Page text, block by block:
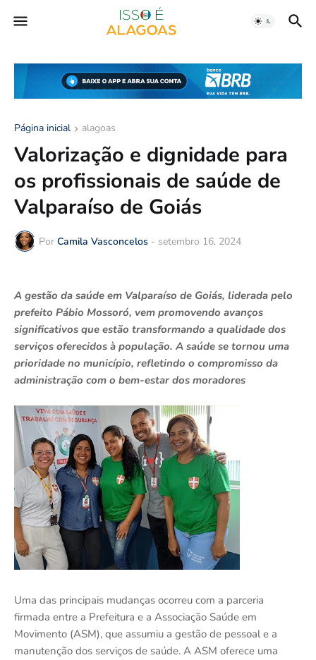
Página inicial alagoas
Valorização e dignidade para
os profissionais de saúde de
Valparaíso de Goiás
Por Camila Vasconcelos - setembro 16, 2024
A gestão da saúde em Valparaíso de Goiás, liderada pelo
prefeito Pábio Mossoró, vem promovendo avanços
significativos que estão transformando a qualidade dos
serviços oferecidos à população. A saúde se tornou uma
prioridade no município, refletindo o compromisso da
administração com o bem-estar dos moradores
Uma das principais mudanças ocorreu com a parceria
firmada entre a Prefeitura e a Associação Saúde em
Movimento (ASM), que assumiu a gestão de pessoal e a
manutenção dos serviços de saúde. A ASM oferece uma